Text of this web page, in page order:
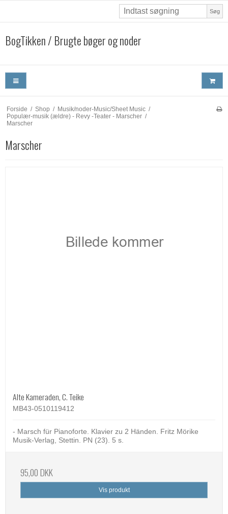
Søg
BogTikken / Brugte bøger og noder
Forside / Shop / Musik/noder-Music/Sheet Music /
Populær-musik (ældre) - Revy -Teater - Marscher /
Marscher
Marscher
Alte Kameraden, C. Teike
MB43-0510119412
- Marsch für Pianoforte. Klavier zu 2 Händen. Fritz Mörike
Musik-Verlag, Stettin. PN (23). 5 s.
95,00 DKK
Vis produkt